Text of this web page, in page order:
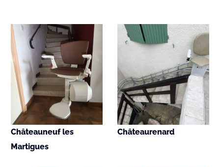
Châteauneuf les
Martigues
Châteaurenard